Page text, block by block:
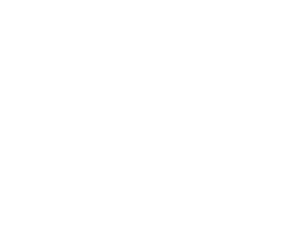
RKAB 2026
Kuota Produksi di RKAB 2026